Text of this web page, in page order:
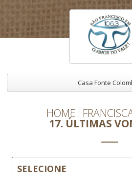
Casa Fonte
HOME
17. ÚLTIMAS
SELECIONE